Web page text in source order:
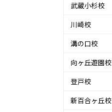
武蔵小杉校
川崎校
溝の口校
向ヶ丘遊園校
登戸校
新百合ヶ丘校